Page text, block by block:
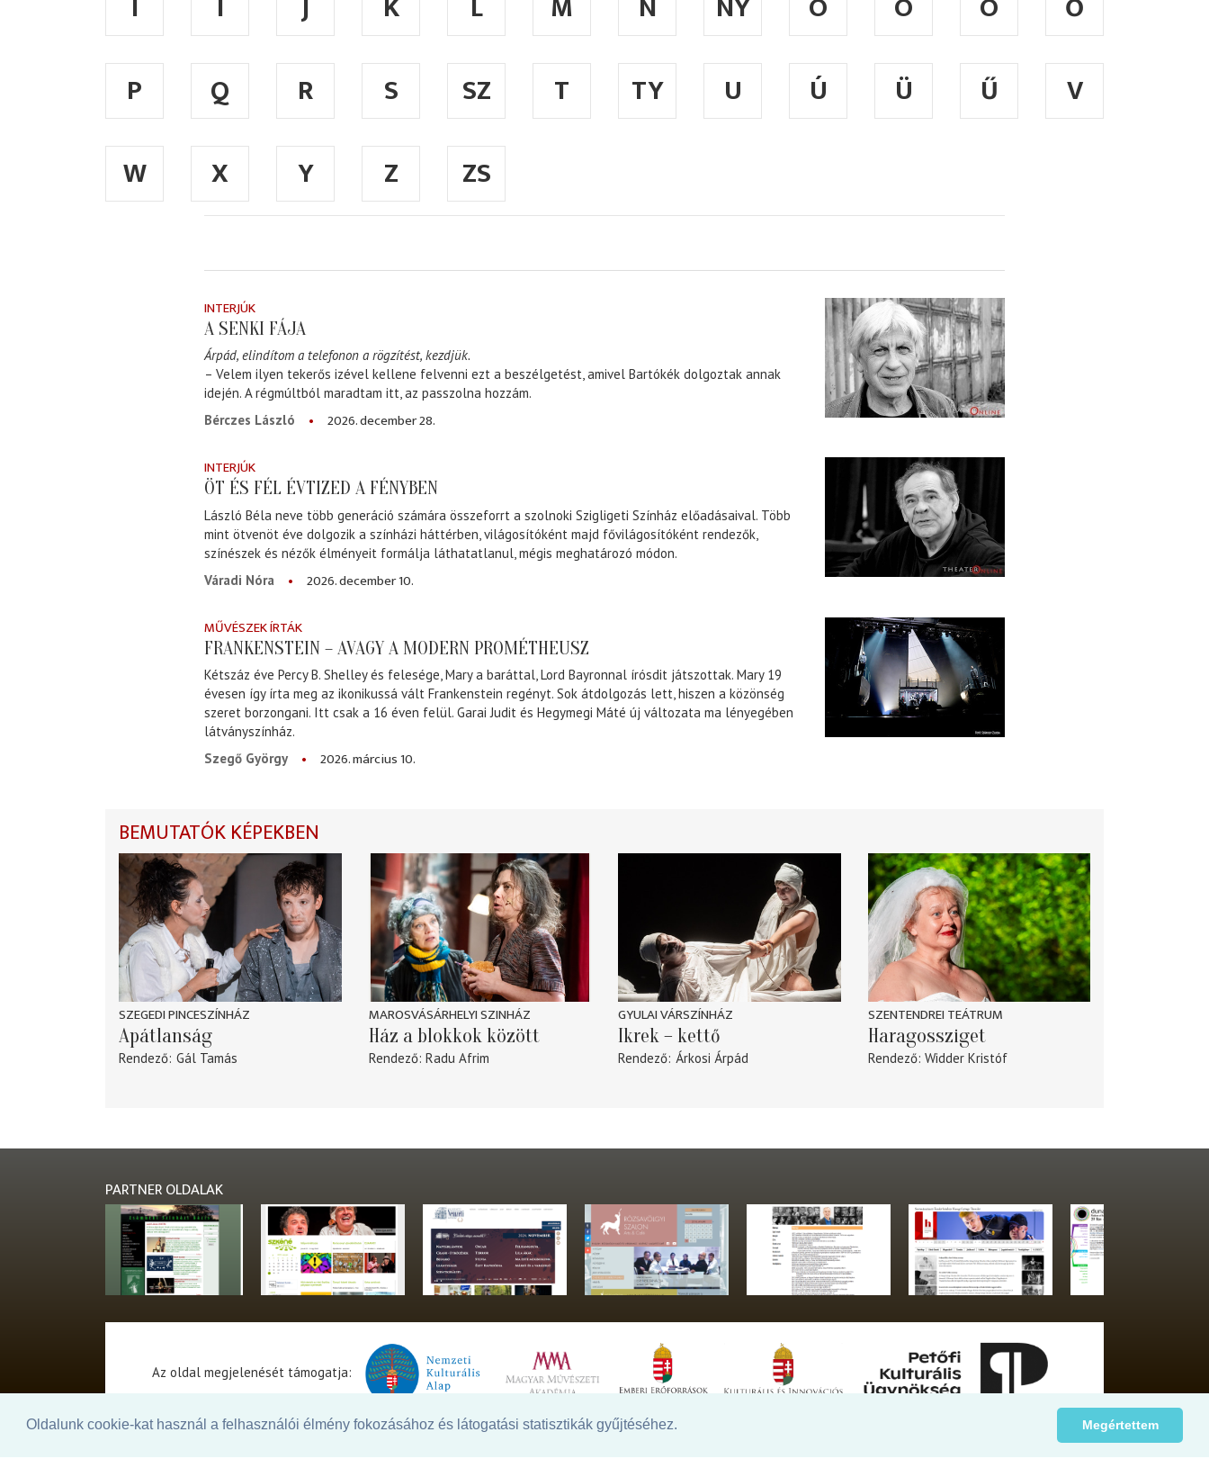
Oldalunk cookie-kat használ a felhasználói élmény fokozásához és látogatási statisztikák gyűjtéséhez. Megértettem
P
Q R S SZ T TY U Ú Ü Ű
V
W
X Y Z ZS
INTERJÚK
A SENKI FÁJA
Árpád, elindítom a telefonon a rögzítést, kezdjük.
– Velem ilyen tekerős izével kellene felvenni ezt a beszélgetést, amivel Bartókék dolgoztak annak
idején. A régmúltból maradtam itt, az passzolna hozzám.
Bérczes László
2026. december 28.
INTERJÚK
ÖT ÉS FÉL ÉVTIZED A FÉNYBEN
László Béla neve több generáció számára összeforrt a szolnoki Szigligeti Színház előadásaival. Több
mint ötvenöt éve dolgozik a színházi háttérben, világosítóként majd fővilágosítóként rendezők,
színészek és nézők élményeit formálja láthatatlanul, mégis meghatározó módon.
Váradi Nóra
2026. december 10.
MŰVÉSZEK ÍRTÁK
FRANKENSTEIN – AVAGY A MODERN PROMÉTHEUSZ
Kétszáz éve Percy B. Shelley és felesége, Mary a baráttal, Lord Bayronnal írósdit játszottak. Mary 19
évesen így írta meg az ikonikussá vált Frankenstein regényt. Sok átdolgozás lett, hiszen a közönség
szeret borzongani. Itt csak a 16 éven felül. Garai Judit és Hegymegi Máté új változata ma lényegében
látványszínház.
Szegő György
2026. március 10.
BEMUTATÓK KÉPEKBEN
SZEGEDI PINCESZÍNHÁZ
Apátlanság
Rendező Gál Tamás
MAROSVÁSÁRHELYI SZINHÁZ
Ház a blokkok között
Rendező Radu Afrim
GYULAI VÁRSZÍNHÁZ
Ikrek – kettő
Rendező Árkosi Árpád
SZENTENDREI TEÁTRUM
Haragossziget
Rendező Widder Kristóf
PARTNER OLDALAK
Az oldal megjelenését támogatja: